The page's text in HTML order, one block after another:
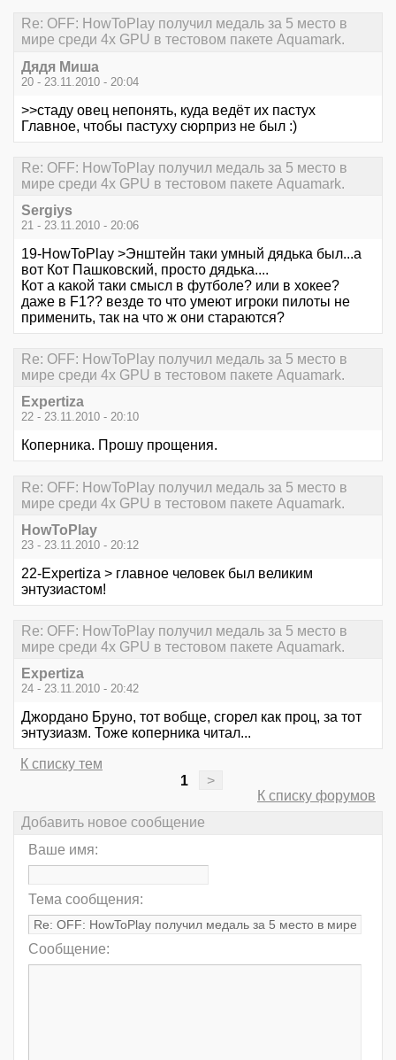
Re: OFF: HowToPlay получил медаль за 5 место в
мире среди 4х GPU в тестовом пакете Aquamark.
Дядя Миша
20 - 23.11.2010 - 20:04
>>стаду овец непонять, куда ведёт их пастух
Главное, чтобы пастуху сюрприз не был :)
Re: OFF: HowToPlay получил медаль за 5 место в
мире среди 4х GPU в тестовом пакете Aquamark.
Sergiys
21 - 23.11.2010 - 20:06
19-HowToPlay >Энштейн таки умный дядька был...а
вот Кот Пашковский, просто дядька....
Кот а какой таки смысл в футболе? или в хокее?
даже в F1?? везде то что умеют игроки пилоты не
применить, так на что ж они стараются?
Re: OFF: HowToPlay получил медаль за 5 место в
мире среди 4х GPU в тестовом пакете Aquamark.
Expertiza
22 - 23.11.2010 - 20:10
Коперника. Прошу прощения.
Re: OFF: HowToPlay получил медаль за 5 место в
мире среди 4х GPU в тестовом пакете Aquamark.
HowToPlay
23 - 23.11.2010 - 20:12
22-Expertiza > главное человек был великим
энтузиастом!
Re: OFF: HowToPlay получил медаль за 5 место в
мире среди 4х GPU в тестовом пакете Aquamark.
Expertiza
24 - 23.11.2010 - 20:42
Джордано Бруно, тот вобще, сгорел как проц, за тот
энтузиазм. Тоже коперника читал...
К списку тем
1
>
К списку форумов
Добавить новое сообщение
Ваше имя:
Тема сообщения:
Сообщение: